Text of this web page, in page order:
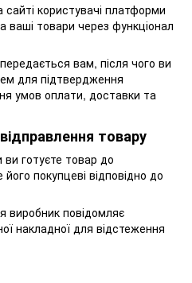
сайті користувачі платформи
товари через функціонал
вам, після чого ви
для підтвердження
умов оплати, доставки та
товару
ви готуєте товар до
покупцеві відповідно до
виробник повідомляє
накладної для відстеження